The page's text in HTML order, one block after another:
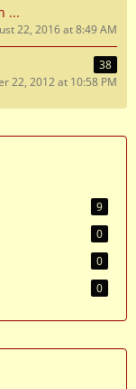
...
22, 2016 at 8:49 AM
38
22, 2012 at 10:58 PM
9
0
0
0